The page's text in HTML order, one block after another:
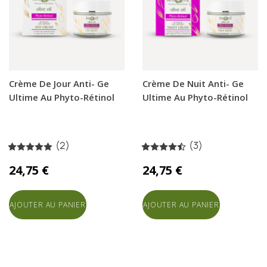
Crème De Jour Anti- Ge
Ultime Au Phyto-Rétinol
(2)
24,75 €
AJOUTER AU PANIER
Crème De Nuit Anti- Ge
Ultime Au Phyto-Rétinol
(3)
24,75 €
AJOUTER AU PANIER